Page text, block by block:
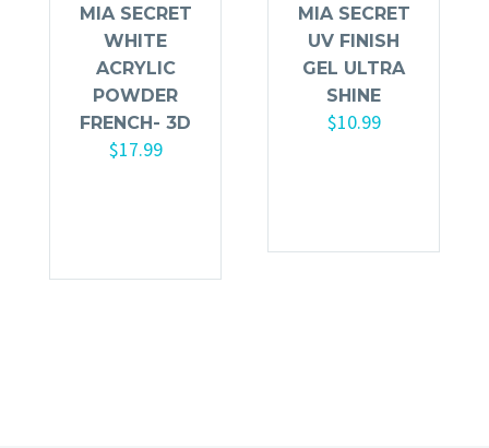
MIA SECRET
WHITE
ACRYLIC
POWDER
FRENCH- 3D
$17.99
MIA SECRET
UV FINISH
GEL ULTRA
SHINE
$10.99